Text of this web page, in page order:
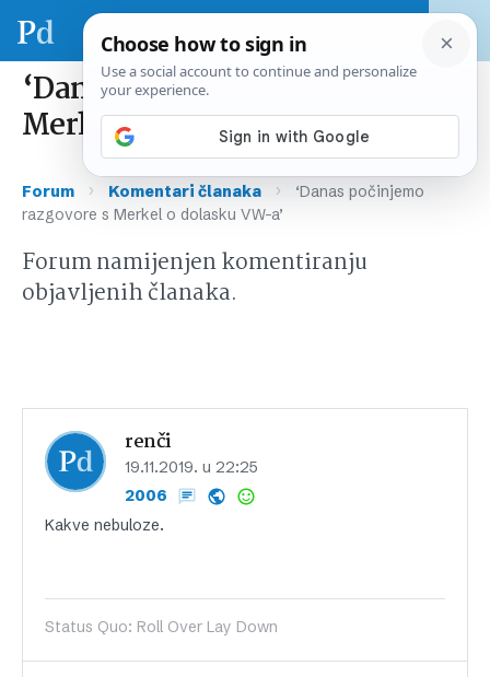
‘Danas počinjemo razgovore s
Merkel o dolasku VW-a’
Forum › Komentari članaka ›
‘Danas počinjemo
razgovore s Merkel o dolasku VW-a’
Forum namijenjen komentiranju
objavljenih članaka.
renči
19.11.2019. u 22:25
2006
Kakve nebuloze.
Status Quo: Roll Over Lay Down